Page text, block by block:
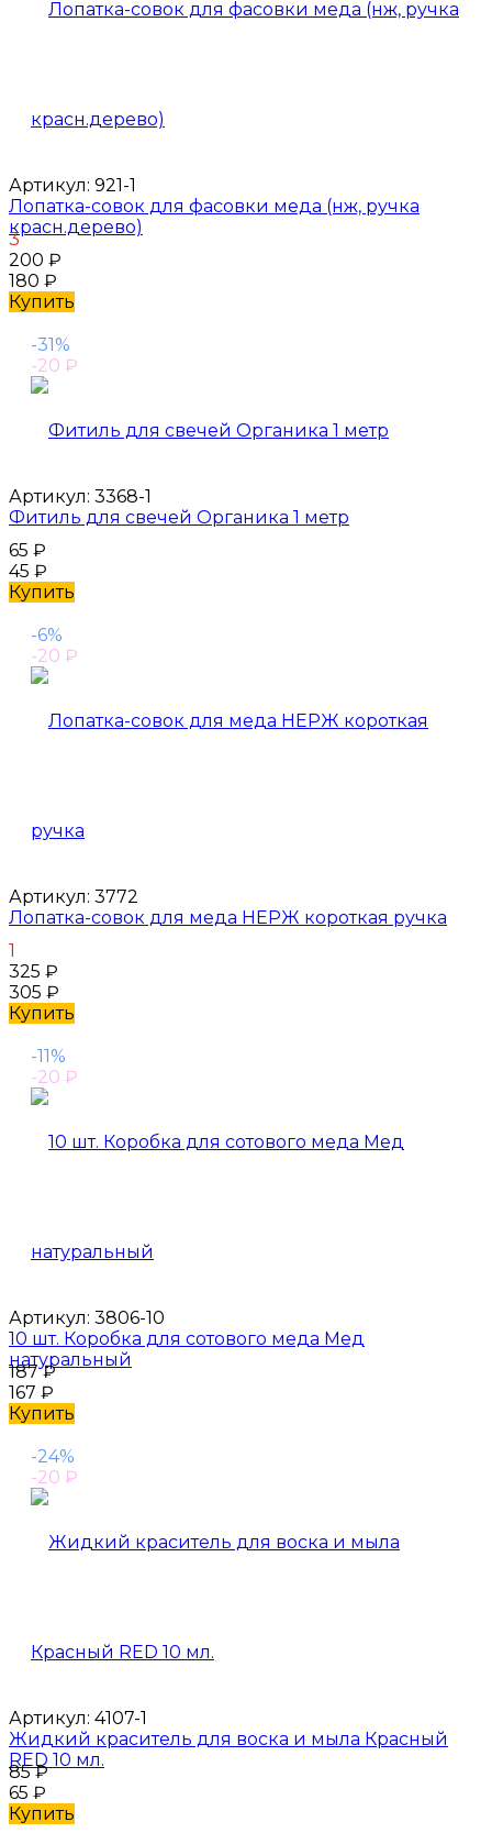
Артикул: 921-1
Лопатка-совок для фасовки меда (нж, ручка
красн.дерево)
3
200 ₽
180 ₽
Купить
-31%
-20 ₽
Артикул: 3368-1
Фитиль для свечей Органика 1 метр
65 ₽
45 ₽
Купить
-6%
-20 ₽
Артикул: 3772
Лопатка-совок для меда НЕРЖ короткая ручка
1
325 ₽
305 ₽
Купить
-11%
-20 ₽
Артикул: 3806-10
10 шт. Коробка для сотового меда Мед
натуральный
187₽
167 ₽
Купить
-24%
-20 ₽
Артикул: 4107-1
Жидкий краситель для воска и мыла Красный
RED 10 мл.
85₽
65 ₽
Купить